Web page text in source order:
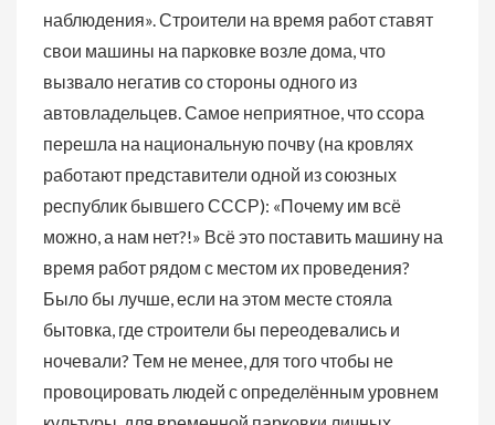
наблюдения». Строители на время работ ставят
свои машины на парковке возле дома, что
вызвало негатив со стороны одного из
автовладельцев. Самое неприятное, что ссора
перешла на национальную почву (на кровлях
работают представители одной из союзных
республик бывшего СССР): «Почему им всё
можно, а нам нет?!» Всё это поставить машину на
время работ рядом с местом их проведения?
Было бы лучше, если на этом месте стояла
бытовка, где строители бы переодевались и
ночевали? Тем не менее, для того чтобы не
провоцировать людей с определённым уровнем